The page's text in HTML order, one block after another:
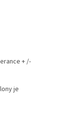
+ /-
je